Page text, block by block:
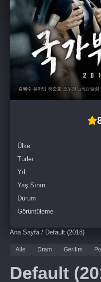
Ülke
Türler
Yıl
Yaş Sınırı
Durum
Görüntüleme
Ana Sayfa / Default (2018)
Aile Dram Gerilim
Default